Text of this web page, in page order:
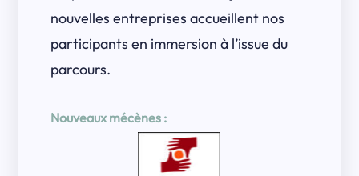
nouvelles entreprises accueillent nos
participants en immersion à l’issue du
parcours.
Nouveaux mécènes :